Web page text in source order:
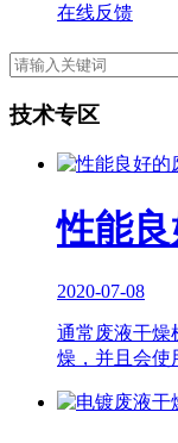
在线反馈
技术专区
性能
2020-07-08
通常废液干燥
燥，并且会